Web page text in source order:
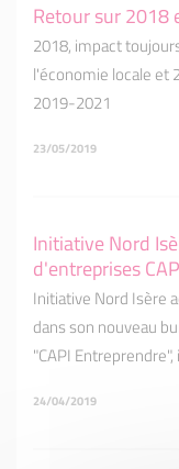
Retour sur 2018
2018, impact
l'économie locale et
2019-2021
23/05/2019
Initiative Nord
d'entreprises
Initiative Nord Isère
dans son nouveau
"CAPI
24/04/2019